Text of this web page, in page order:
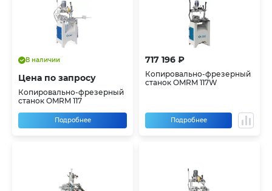
В наличии
Цена по запросу
Копировально-фрезерный
станок OMRM 117
Подробнее
717 196 ₽
Копировально-фрезерный
станок OMRM 117W
Подробнее